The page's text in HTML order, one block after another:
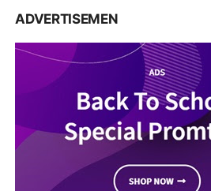
ADVERTISEMEN